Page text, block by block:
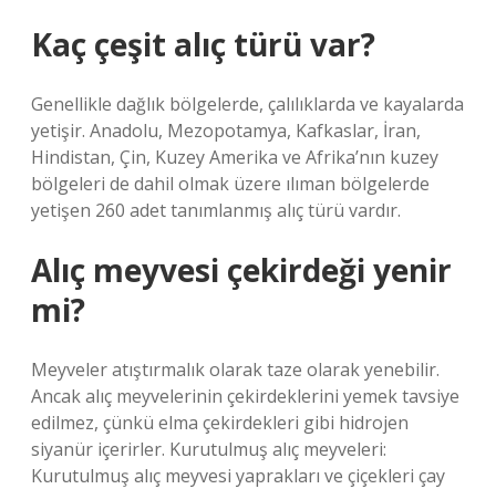
Kaç çeşit alıç türü var?
Genellikle dağlık bölgelerde, çalılıklarda ve kayalarda
yetişir. Anadolu, Mezopotamya, Kafkaslar, İran,
Hindistan, Çin, Kuzey Amerika ve Afrika’nın kuzey
bölgeleri de dahil olmak üzere ılıman bölgelerde
yetişen 260 adet tanımlanmış alıç türü vardır.
Alıç meyvesi çekirdeği yenir
mi?
Meyveler atıştırmalık olarak taze olarak yenebilir.
Ancak alıç meyvelerinin çekirdeklerini yemek tavsiye
edilmez, çünkü elma çekirdekleri gibi hidrojen
siyanür içerirler. Kurutulmuş alıç meyveleri:
Kurutulmuş alıç meyvesi yaprakları ve çiçekleri çay